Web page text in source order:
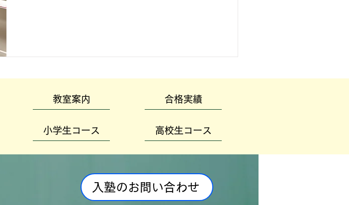
教室案内
小学生コース
合格実績
高校生コース
入塾のお問い合わせ